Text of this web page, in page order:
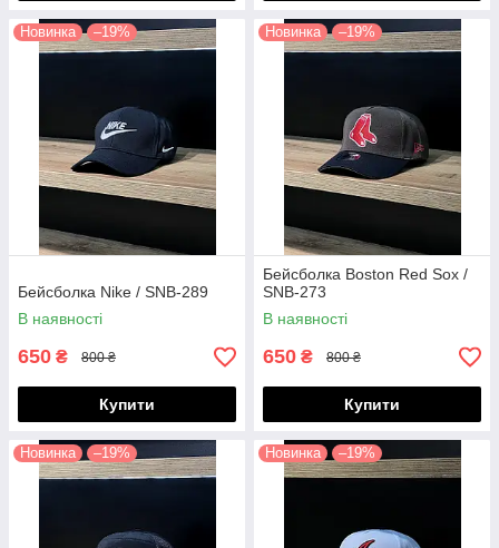
Новинка –19%
Бейсболка Nike / SNB-289
В наявності
650 ₴ 800 ₴
Купити
Новинка –19%
Бейсболка Boston Red Sox /
SNB-273
В наявності
650 ₴ 800 ₴
Купити
Новинка –19% Новинка –19%